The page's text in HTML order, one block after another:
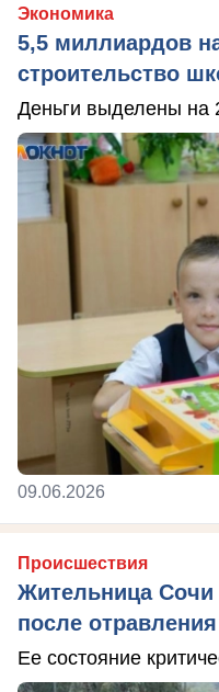
Экономика
5,5 миллиардов
строительство
Деньги выделены на
09.06.2026
Происшествия
Жительница Сочи
после
Ее состояние